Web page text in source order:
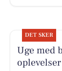
DET SKER
Uge med